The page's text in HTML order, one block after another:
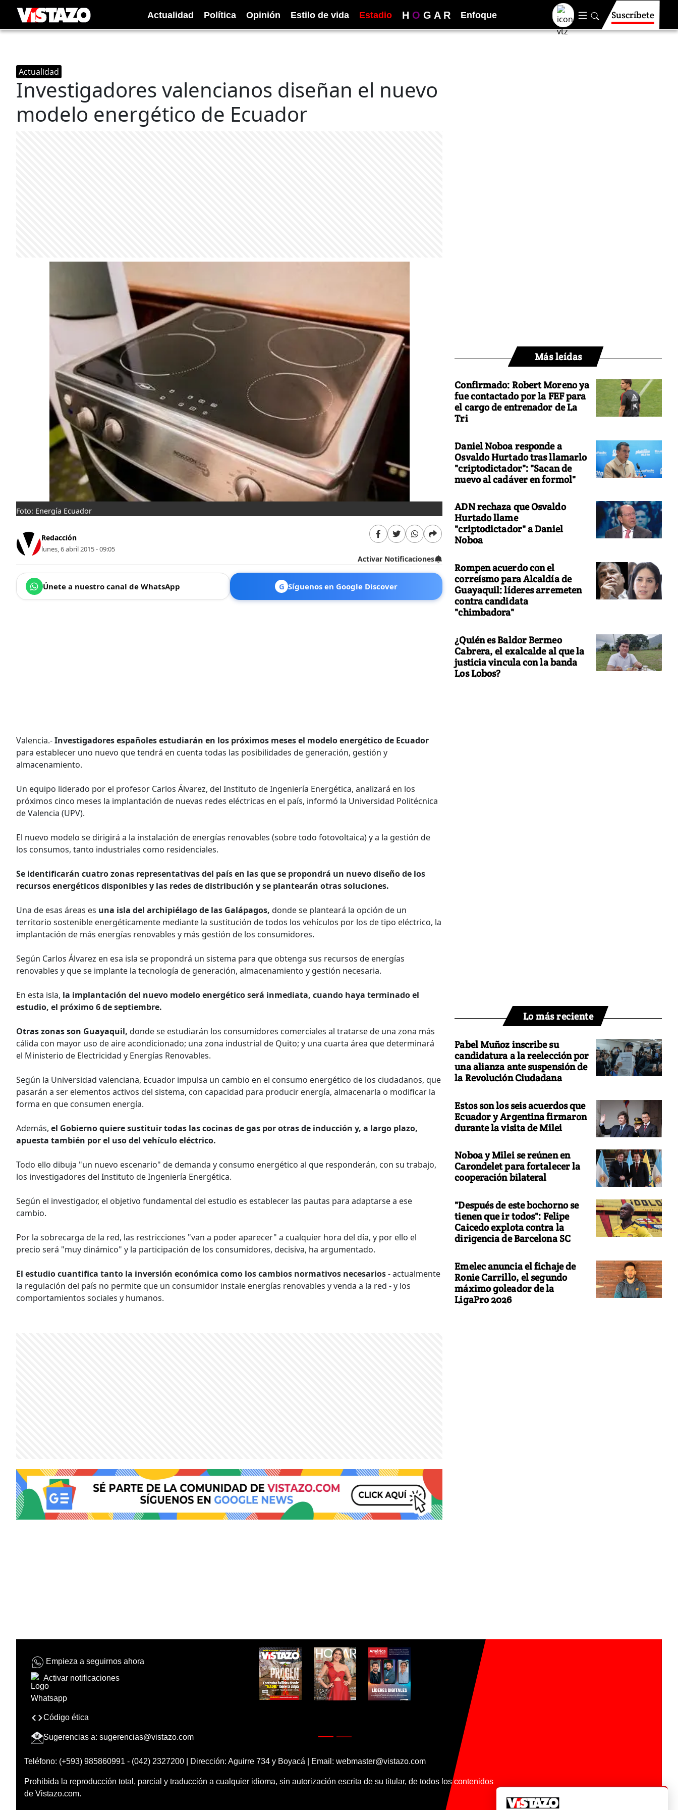
Actualidad Política Opinión Estilo de vida Estadio H O G A R Enfoque Suscríbete
Actualidad
Investigadores valencianos diseñan el nuevo
modelo energético de Ecuador
Foto: Energía Ecuador
Redacción
lunes, 6 abril 2015 - 09:05
Activar Notificaciones
Únete a nuestro canal de WhatsApp G Síguenos en Google Discover
Valencia.-Investigadores españoles estudiarán en los próximos meses el modelo energético de Ecuador
para establecer uno nuevo que tendrá en cuenta todas las posibilidades de generación, gestión y
almacenamiento.
Un equipo liderado por el profesor Carlos Álvarez, del Instituto de Ingeniería Energética, analizará en los
próximos cinco meses la implantación de nuevas redes eléctricas en el país, informó la Universidad Politécnica
de Valencia (UPV).
El nuevo modelo se dirigirá a la instalación de energías renovables (sobre todo fotovoltaica) y a la gestión de
los consumos, tanto industriales como residenciales.
Se identificarán cuatro zonas representativas del país en las que se propondrá un nuevo diseño de los
recursos energéticos disponibles y las redes de distribución y se plantearán otras soluciones.
Una de esas áreas es una isla del archipiélago de las Galápagos, donde se planteará la opción de un
territorio sostenible energéticamente mediante la sustitución de todos los vehículos por los de tipo eléctrico, la
implantación de más energías renovables y más gestión de los consumidores.
Según Carlos Álvarez en esa isla se propondrá un sistema para que obtenga sus recursos de energías
renovables y que se implante la tecnología de generación, almacenamiento y gestión necesaria.
En esta isla, la implantación del nuevo modelo energético será inmediata, cuando haya terminado el
estudio, el próximo 6 de septiembre.
Otras zonas son Guayaquil, donde se estudiarán los consumidores comerciales al tratarse de una zona más
cálida con mayor uso de aire acondicionado; una zona industrial de Quito; y una cuarta área que determinará
el Ministerio de Electricidad y Energías Renovables.
Según la Universidad valenciana, Ecuador impulsa un cambio en el consumo energético de los ciudadanos, que
pasarán a ser elementos activos del sistema, con capacidad para producir energía, almacenarla o modificar la
forma en que consumen energía.
Además, el Gobierno quiere sustituir todas las cocinas de gas por otras de inducción y, a largo plazo,
apuesta también por el uso del vehículo eléctrico.
Todo ello dibuja "un nuevo escenario" de demanda y consumo energético al que responderán, con su trabajo,
los investigadores del Instituto de Ingeniería Energética.
Según el investigador, el objetivo fundamental del estudio es establecer las pautas para adaptarse a ese
cambio.
Por la sobrecarga de la red, las restricciones "van a poder aparecer" a cualquier hora del día, y por ello el
precio será "muy dinámico" y la participación de los consumidores, decisiva, ha argumentado.
El estudio cuantifica tanto la inversión económica como los cambios normativos necesarios- actualmente
la regulación del país no permite que un consumidor instale energías renovables y venda a la red - y los
comportamientos sociales y humanos.
Más leídas
Confirmado: Robert Moreno ya
fue contactado por la FEF para
el cargo de entrenador de La
Tri
Daniel Noboa responde a
Osvaldo Hurtado tras llamarlo
"criptodictador": "Sacan de
nuevo al cadáver en formol"
ADN rechaza que Osvaldo
Hurtado llame
"criptodictador" a Daniel
Noboa
Rompen acuerdo con el
correísmo para Alcaldía de
Guayaquil: líderes arremeten
contra candidata
"chimbadora"
¿Quién es Baldor Bermeo
Cabrera, el exalcalde al que la
justicia vincula con la banda
Los Lobos?
Lo más reciente
Pabel Muñoz inscribe su
candidatura a la reelección por
una alianza ante suspensión de
la Revolución Ciudadana
Estos son los seis acuerdos que
Ecuador y Argentina firmaron
durante la visita de Milei
Noboa y Milei se reúnen en
Carondelet para fortalecer la
cooperación bilateral
"Después de este bochorno se
tienen que ir todos": Felipe
Caicedo explota contra la
dirigencia de Barcelona SC
Emelec anuncia el fichaje de
Ronie Carrillo, el segundo
máximo goleador de la
LigaPro 2026
Empieza a seguirnos ahora
Activar notificaciones
Código ética
Sugerencias a: sugerencias@vistazo.com
Teléfono: (+593) 985860991 - (042) 2327200 | Dirección: Aguirre 734 y Boyacá | Email: webmaster@vistazo.com
Prohibida la reproducción total, parcial y traducción a cualquier idioma, sin autorización escrita de su titular, de todos los contenidos
de Vistazo.com.